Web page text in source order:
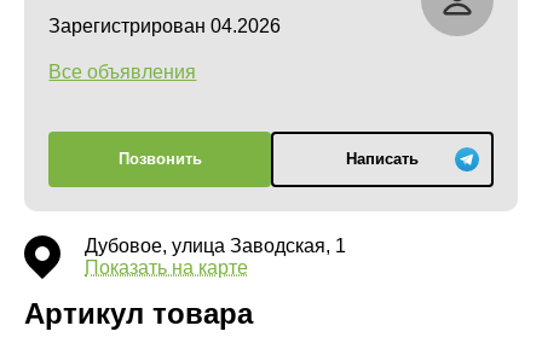
Зарегистрирован 04.2026
Все объявления
Позвонить Написать
Дубовое, улица Заводская, 1
Показать на карте
Артикул товара